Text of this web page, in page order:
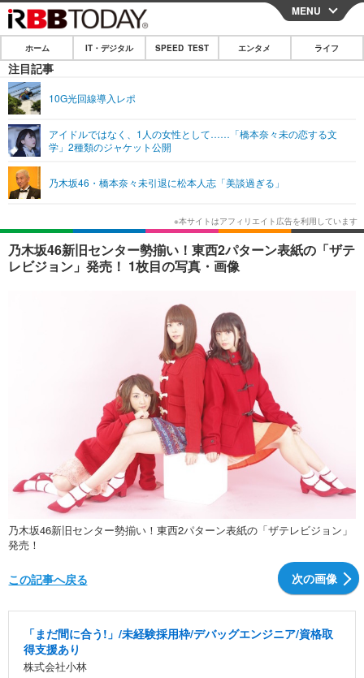
CLOSE
ホーム
IT・デジタル
ネタ
ショッピング その他
SPEED TEST
エンタメ
エンタメTOP 映画・ドラマ
韓国・芸能
音楽 スポーツ
ライフ
ライフTOP グルメ
ペット ショッピング
リリース一覧
プッシュ通知の停止方法
MENU
ホーム IT・デジタル SPEED TEST エンタメ ライフ
注目記事
10G光回線導入レポ
アイドルではなく、1人の女性として……「橋本奈々未の恋する文
学」2種類のジャケット公開
乃木坂46・橋本奈々未引退に松本人志「美談過ぎる」
乃木坂46新旧センター勢揃い！東西2パターン表紙の「ザテ
レビジョン」発売！ 1枚目の写真・画像
乃木坂46新旧センター勢揃い！東西2パターン表紙の「ザテレビジョン」
発売！
次の画像
この記事へ戻る
「まだ間に合う!」/未経験採用枠/デバッグエンジニア/資格取
得支援あり
株式会社小林